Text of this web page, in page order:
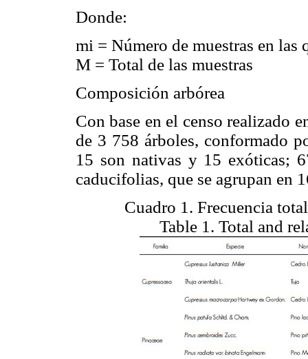
Donde:
mi = Número de muestras en las
M = Total de las muestras
Composición arbórea
Con base en el censo realizado
de 3 758 árboles, conformado
15 son nativas y 15 exóticas;
caducifolias, que se agrupan en
Cuadro 1. Frecuencia
Table 1. Total and